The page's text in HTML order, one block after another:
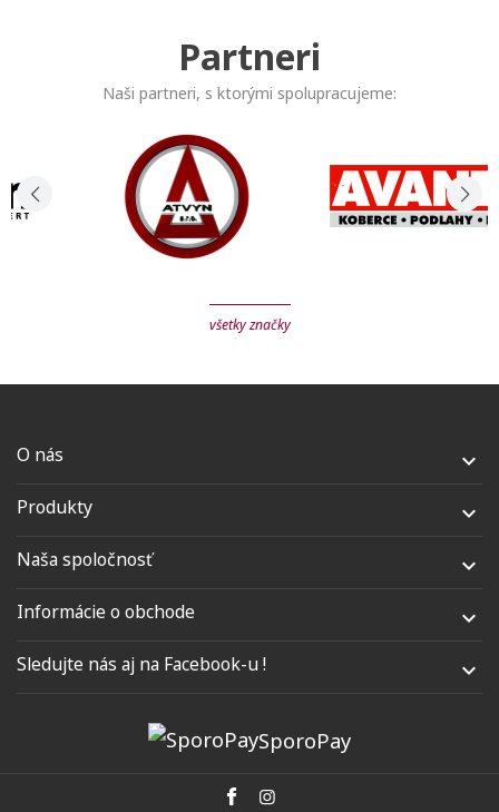
Partneri
Naši partneri, s ktorými spolupracujeme:
všetky značky
O nás 
Produkty 
Naša spoločnosť 
Informácie o obchode 
Sledujte nás aj na Facebook-u ! 
SporoPay